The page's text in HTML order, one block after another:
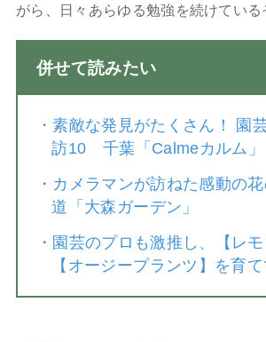
がら、日々あらゆる勉強を続けている
併せて読みたい
・素敵な発見がたくさん！ 園
訪10 千葉「Calmeカルム」
・ カメラマンが訪ねた感動の
道「大森ガーデン」
・ 園芸のプロも激推し、【レ
【オージープランツ】を育て